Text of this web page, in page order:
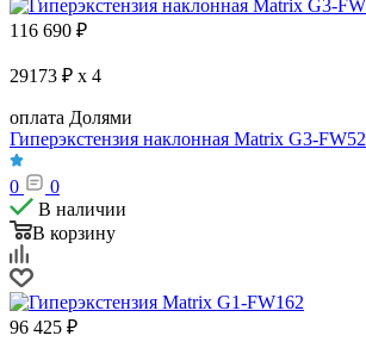
116 690 ₽
29173 ₽ x 4
оплата Долями
Гиперэкстензия наклонная Matrix G3-FW52
0
0
В наличии
В корзину
96 425 ₽